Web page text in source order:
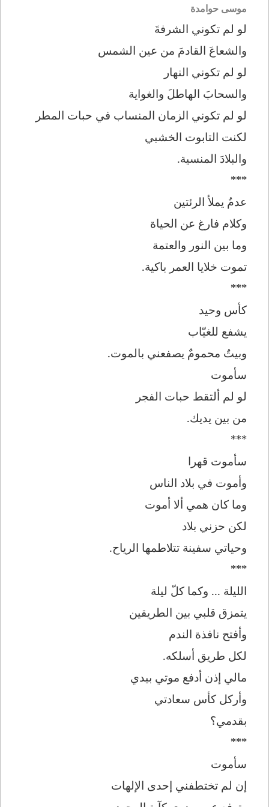
موسى حوامدة
لو لم تكوني الشرفةَ
والشعاعَ القادمَ من عين الشمس
لو لم تكوني النهار
والسحابَ الهاطلَ والغواية
لو لم تكوني الزمان المنساب في حبات المطر
لكنت التابوت الخشبي
والبلادَ المنسية.
***
عدمٌ يملأ الرئتين
وكلام فارغ عن الحياة
وما بين النور والعتمة
تموت خلايا العمر باكية.
***
كأس وحيد
يشفع للغيّاب
وبيتٌ محمومٌ يصفعني بالموت.
سأموت
لو لم ألتقط حبات الفجر
من بين يديك.
***
سأموت قهرا
وأموت في بلاد الناس
وما كان همي ألا أموت
لكن حزني بلاد
وحياتي سفينة تتلاطمها الرياح.
***
الليلة ... وكما كلّ ليلة
يتمزق قلبي بين الطريقين
وأفتح نافذة الندم
لكل طريق أسلكه.
مالي إذن أدفع موتي بيدي
وأركل كأس سعادتي
بقدمي؟
***
سأموت
إن لم تختطفني إحدى الإلهات